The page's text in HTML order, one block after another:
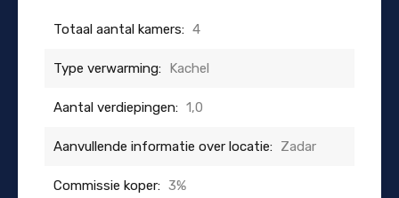
Totaal aantal kamers: 4
Type verwarming: Kachel
Aantal verdiepingen: 1,0
Aanvullende informatie over locatie: Zadar
Commissie koper: 3%